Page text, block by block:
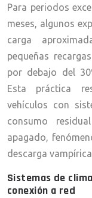
Para periodos
meses, algunos
carga
pequeñas
por debajo del
Esta práctica
vehículos con
consumo
apagado,
descarga
Sistemas de
conexión a red